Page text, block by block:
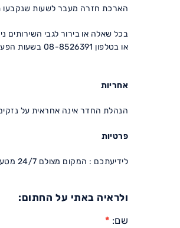
הארכת חזרה מעבר לשעות שנקבעו
בכל שאלה או בירור לגבי השירותים ניתן לחייג לטלפון – 054-
או בטלפון 08-8526391 בשעות הפעילות של החדר חזרות
אחריות
הנהלת החדר אינה אחראית על נזקים
פרטיות
לידיעתכם : המקום מצולם 24/7 מטעמי אבטחה .
ולראיה באתי על החתום:
שם: *